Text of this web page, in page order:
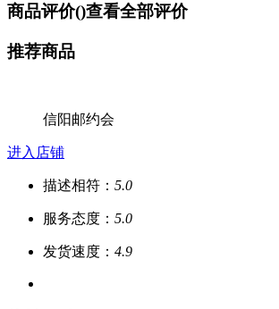
商品评价()查看全部评价
推荐商品
信阳邮约会
进入店铺
描述相符： 5.0
服务态度： 5.0
发货速度： 4.9